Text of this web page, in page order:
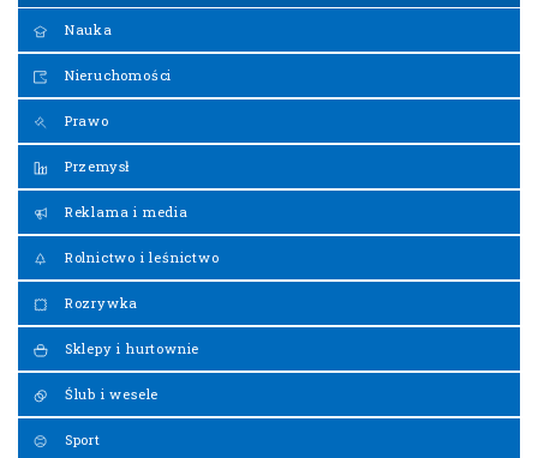
Nauka
Nieruchomości
Prawo
Przemysł
Reklama i media
Rolnictwo i leśnictwo
Rozrywka
Sklepy i hurtownie
Ślub i wesele
Sport